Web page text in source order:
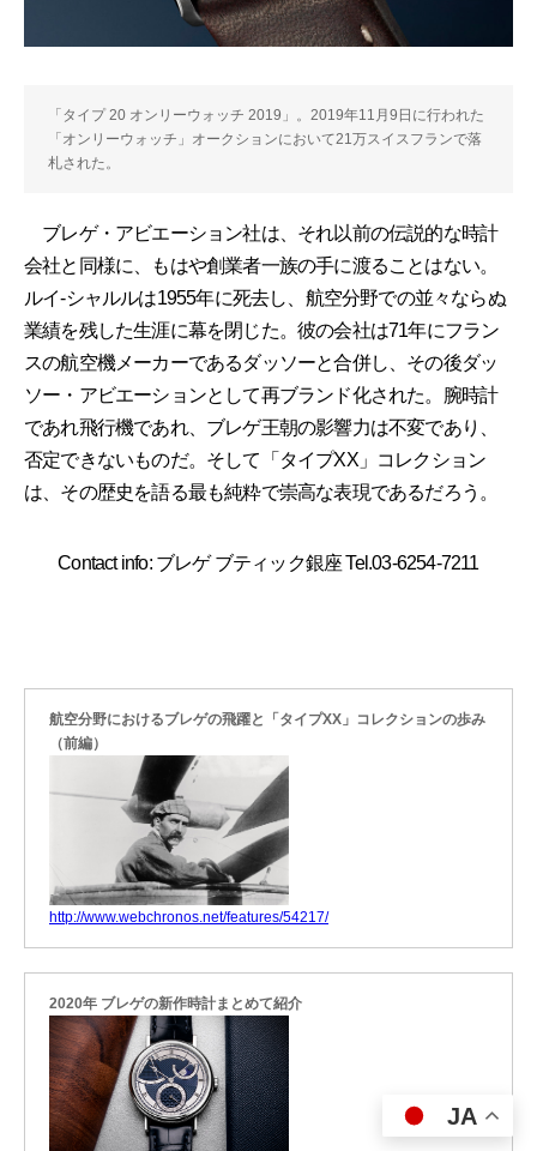
「タイプ 20 オンリーウォッチ 2019」。2019年11月9日に行われた
「オンリーウォッチ」オークションにおいて21万スイスフランで落
札された。
ブレゲ・アビエーション社は、それ以前の伝説的な時計
会社と同様に、もはや創業者一族の手に渡ることはない。
ルイ-シャルルは1955年に死去し、航空分野での並々ならぬ
業績を残した生涯に幕を閉じた。彼の会社は71年にフラン
スの航空機メーカーであるダッソーと合併し、その後ダッ
ソー・アビエーションとして再ブランド化された。腕時計
であれ飛行機であれ、ブレゲ王朝の影響力は不変であり、
否定できないものだ。そして「タイプXX」コレクション
は、その歴史を語る最も純粋で崇高な表現であるだろう。
Contact info: ブレゲ ブティック銀座 Tel.03-6254-7211
航空分野におけるブレゲの飛躍と「タイプXX」コレクションの歩み
（前編）
http://www.webchronos.net/features/54217/
2020年 ブレゲの新作時計まとめて紹介
JA